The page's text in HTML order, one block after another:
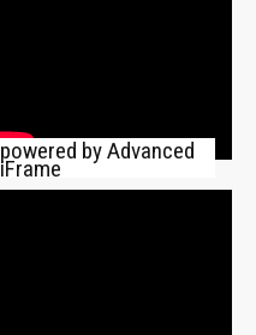
powered by Advanced
iFrame